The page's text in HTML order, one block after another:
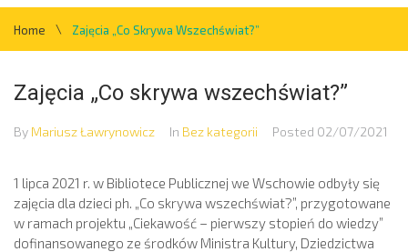
Home \ Zajęcia „Co Skrywa Wszechświat?”
Zajęcia „Co skrywa wszechświat?”
By Mariusz Ławrynowicz In Bez kategorii Posted 02/07/2021
1 lipca 2021 r. w Bibliotece Publicznej we Wschowie odbyły się
zajęcia dla dzieci ph. „Co skrywa wszechświat?”, przygotowane
w ramach projektu „Ciekawość – pierwszy stopień do wiedzy”
dofinansowanego ze środków Ministra Kultury, Dziedzictwa